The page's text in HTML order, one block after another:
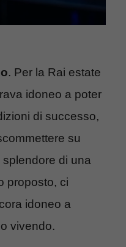
. Per la Rai estate
idoneo a poter
di successo,
su
di una
proposto, ci
idoneo a
vivendo.